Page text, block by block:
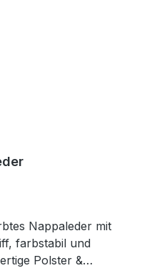
Nappaleder mit
farbstabil und
Polster &